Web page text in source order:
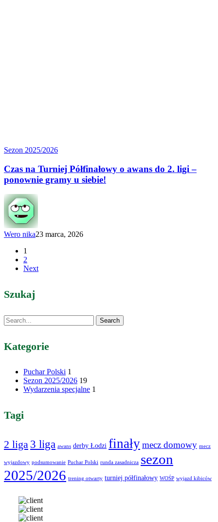
Czas
Półfinałowy
o awans
do 2.
ligi
–
ponownie
gramy
u siebie!
Sezon 2025/2026
Czas na Turniej Półfinałowy o awans do 2. ligi –
ponownie gramy u siebie!
Wero nika23 marca, 2026
1
2
Next
Szukaj
Search
Kategorie
Puchar Polski 1
Sezon 2025/2026 19
Wydarzenia specjalne 1
Tagi
2 liga 3 liga awans derby Łodzi finałymecz domowy mecz
wyjazdowy podsumowanie Puchar Polski runda zasadnicza sezon
2025/2026 trening otwarty turniej półfinałowy WOŚP wyjazd kibiców